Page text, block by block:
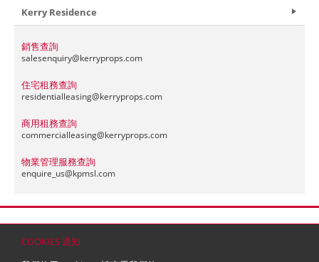
COOKIES 通知
Kerry Residence
銷售查詢
salesenquiry@kerryprops.com
住宅租務查詢
residentialleasing@kerryprops.com
商用租務查詢
commercialleasing@kerryprops.com
物業管理服務查詢
enquire_us@kpmsl.com
© 2026 嘉里建設有限公司 (於百慕達註冊成立之有限公司)